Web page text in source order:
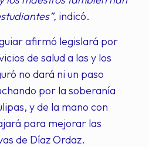
indicó.
afirmó legislará por
de salud a las y los
no dará ni un paso
por la soberanía
y de la mano con
para mejorar las
de Díaz Ordaz.